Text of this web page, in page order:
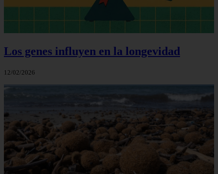
Los genes influyen en la longevidad
12/02/2026